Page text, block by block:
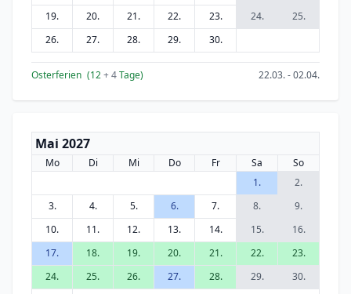
19.
20. 21. 22. 23. 24.
25.
26.
27. 28. 29. 30.
Osterferien (12+ 4Tage) 22.03. - 02.04.
Mai 2027
Mo Di Mi Do Fr Sa
So
1.
2.
3.
4. 5. 6. 7. 8.
9.
10.
11. 12. 13. 14. 15.
16.
17.
18. 19. 20. 21. 22.
23.
24.
25. 26. 27. 28. 29.
30.